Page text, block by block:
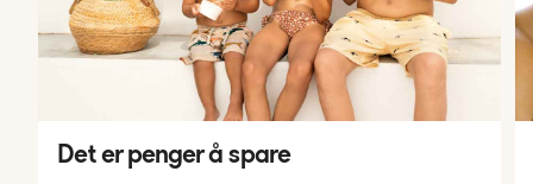
Det er penger å spare